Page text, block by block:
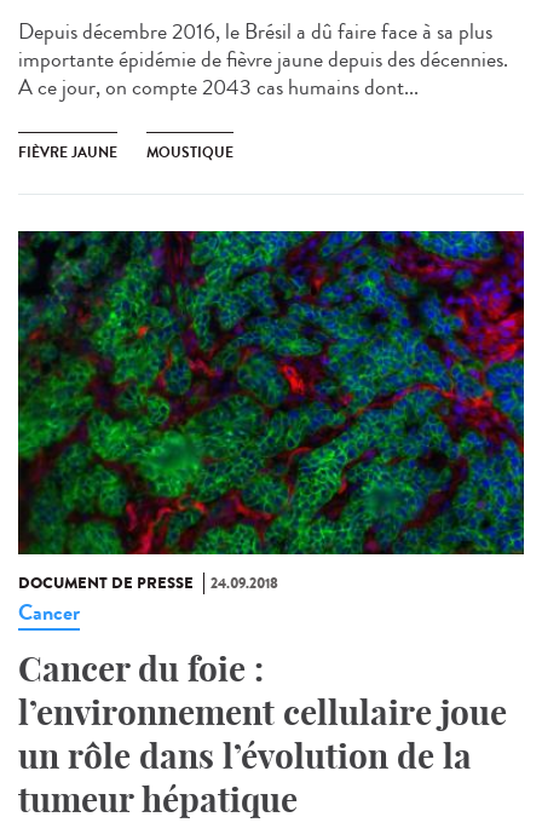
Depuis décembre 2016, le Brésil a dû faire face à sa plus
importante épidémie de fièvre jaune depuis des décennies.
A ce jour, on compte 2043 cas humains dont...
FIÈVRE JAUNE MOUSTIQUE
DOCUMENT DE PRESSE 24.09.2018
Cancer
Cancer du foie :
l’environnement cellulaire joue
un rôle dans l’évolution de la
tumeur hépatique